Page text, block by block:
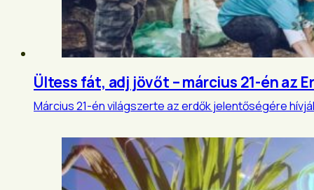
Ültess fát, adj jövőt – március 21-én az
Március 21-én világszerte az erdők jelentőségére